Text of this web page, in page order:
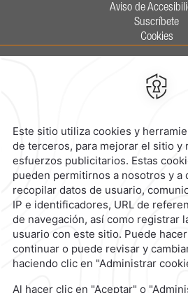
Aviso de
Suscríbete
Cookies
Calzada General Mariano
11590,
Reservaciones | 800 901